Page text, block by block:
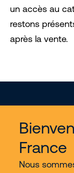
France
Nous
un accès au
restons
après la vente.
Services